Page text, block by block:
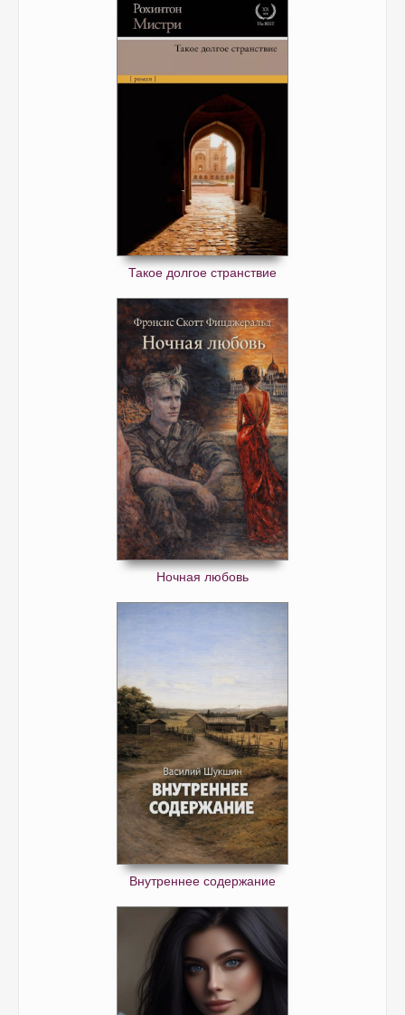
Такое долгое странствие
Ночная любовь
Внутреннее содержание